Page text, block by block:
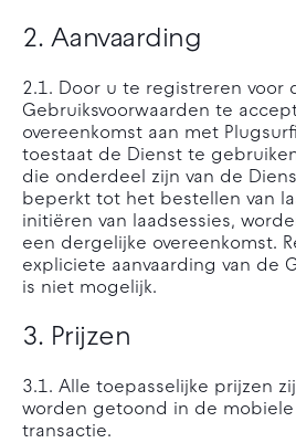
2. Aanvaarding
2.1. Door u te registreren voor
Gebruiksvoorwaarden te
overeenkomst aan met
toestaat de Dienst te
die onderdeel zijn van de
beperkt tot het bestellen van
initiëren van laadsessies,
een dergelijke overeenkomst.
expliciete aanvaarding van de
is niet mogelijk.
3. Prijzen
3.1. Alle toepasselijke prijzen
worden getoond in de
transactie.